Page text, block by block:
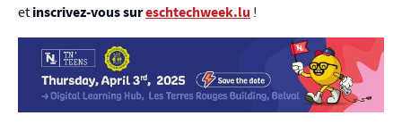
et inscrivez-vous sureschtechweek.lu !